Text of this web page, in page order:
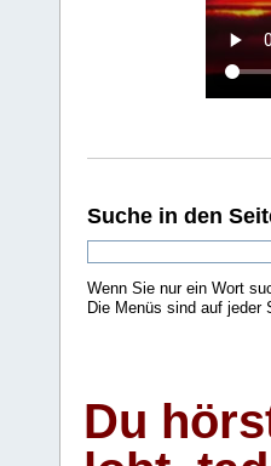
Suche in den
Wenn Sie nur ein Wort
Die Menüs sind auf jeder
Du